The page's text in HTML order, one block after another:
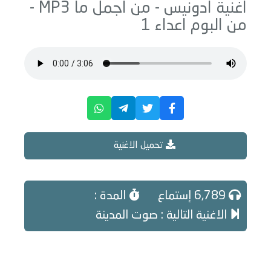
اغنية ادونيس - من اجمل ما
MP3 -
من البوم اعداء 1
تحميل الاغنية
المدة :
الاغنية التالية : صوت المدينة